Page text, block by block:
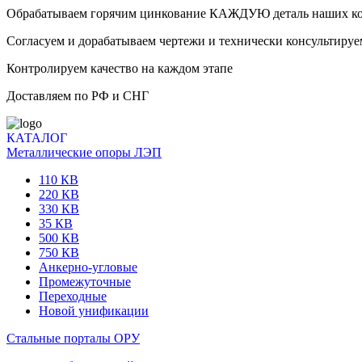
Обрабатываем горячим цинкование КАЖДУЮ деталь наших
Согласуем и дорабатываем чертежи и технически
Контролируем качество на каждом этапе
Доставляем по РФ и СНГ
КАТАЛОГ
Металлические опоры ЛЭП
110 КВ
220 КВ
330 КВ
35 КВ
500 КВ
750 КВ
Анкерно-угловые
Промежуточные
Переходные
Новой унификации
Стальные порталы ОРУ